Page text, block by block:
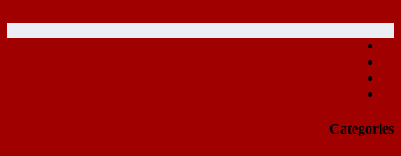
Categories